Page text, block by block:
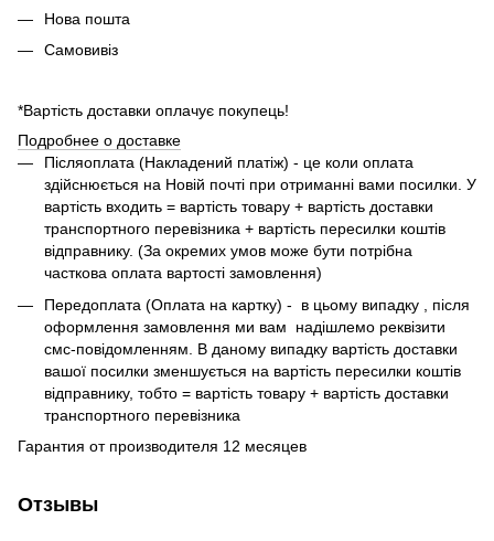
Нова пошта
Самовивіз
*Вартість доставки оплачує покупець!
Подробнее о доставке
Піcляоплата (Накладений платіж) - це коли оплата
здійснюється на Новій почті при отриманні вами посилки. У
вартість входить = вартість товару + вартість доставки
транспортного перевізника + вартість пересилки коштів
відправнику. (За окремих умов може бути потрібна
часткова оплата вартості замовлення)
Передоплата (Оплата на картку) - в цьому випадку , після
оформлення замовлення ми вам надішлемо реквізити
смс-повідомленням. В даному випадку вартість доставки
вашої посилки зменшується на вартість пересилки коштів
відправнику, тобто = вартість товару + вартість доставки
транспортного перевізника
Гарантия от производителя 12 месяцев
Отзывы